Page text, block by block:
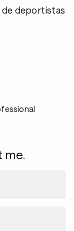
de deportistas
me.